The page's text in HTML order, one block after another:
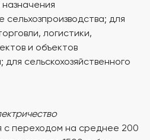
назначения
сельхозпроизводства; для
логистики,
и объектов
сельскохозяйственного
с переходом на среднее 200